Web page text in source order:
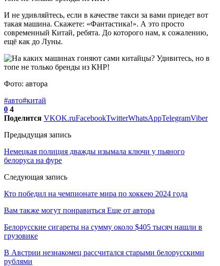
И не удивляйтесь, если в качестве такси за вами приедет вот
такая машина. Скажете: «Фантастика!». А это просто
современный Китай, ребята. До которого нам, к сожалению,
ещё как до Луны.
Фото: автора
#авто#китай
0 4
Поделится VKOK.ruFacebookTwitterWhatsAppTelegramViber
Предыдущая запись
Немецкая полиция дважды изымала ключи у пьяного
белоруса на фуре
Следующая запись
Кто победил на чемпионате мира по хоккею 2024 года
Вам также могут понравиться Еще от автора
Белорусские сигареты на сумму около $405 тысяч нашли в
грузовике
В Австрии незнакомец рассчитался старыми белорусскими
рублями